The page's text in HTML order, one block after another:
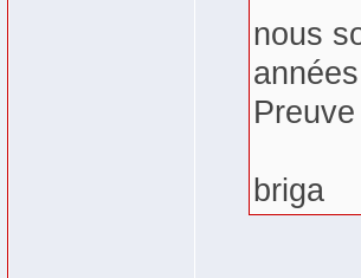
nous
briga